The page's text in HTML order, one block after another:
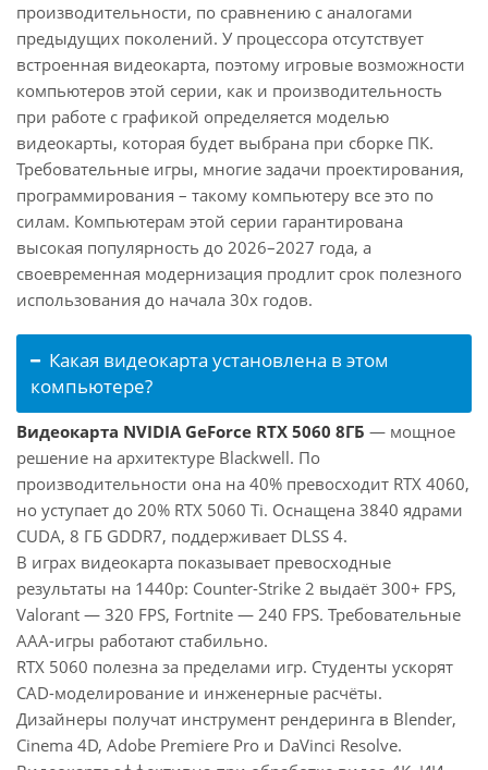
производительности, по сравнению с аналогами
предыдущих поколений. У процессора отсутствует
встроенная видеокарта, поэтому игровые возможности
компьютеров этой серии, как и производительность
при работе с графикой определяется моделью
видеокарты, которая будет выбрана при сборке ПК.
Требовательные игры, многие задачи проектирования,
программирования – такому компьютеру все это по
силам. Компьютерам этой серии гарантирована
высокая популярность до 2026–2027 года, а
своевременная модернизация продлит срок полезного
использования до начала 30х годов.
Какая видеокарта установлена в этом
компьютере?
Видеокарта NVIDIA GeForce RTX 5060 8ГБ — мощное
решение на архитектуре Blackwell. По
производительности она на 40% превосходит RTX 4060,
но уступает до 20% RTX 5060 Ti. Оснащена 3840 ядрами
CUDA, 8 ГБ GDDR7, поддерживает DLSS 4.
В играх видеокарта показывает превосходные
результаты на 1440p: Counter-Strike 2 выдаёт 300+ FPS,
Valorant — 320 FPS, Fortnite — 240 FPS. Требовательные
AAA-игры работают стабильно.
RTX 5060 полезна за пределами игр. Студенты ускорят
CAD-моделирование и инженерные расчёты.
Дизайнеры получат инструмент рендеринга в Blender,
Cinema 4D, Adobe Premiere Pro и DaVinci Resolve.